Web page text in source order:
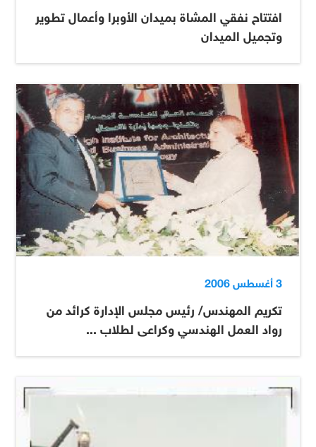
افتتاح نفقي المشاة بميدان الأوبرا وأعمال تطوير
وتجميل الميدان
3 أغسطس 2006
تكريم المهندس/ رئيس مجلس الإدارة كرائد من
رواد العمل الهندسي وكراعى لطلاب ...